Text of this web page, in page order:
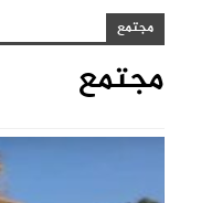
مجتمع
مجتمع